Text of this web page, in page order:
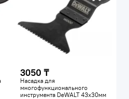
3050 ₸
Насадка для
многофункционального
инструмента DeWALT 43х30мм